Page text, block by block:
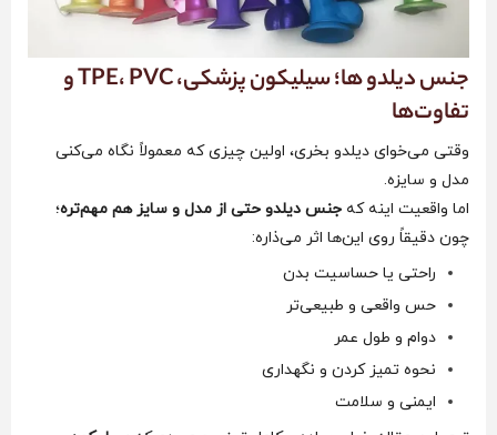
جنس دیلدو ها؛ سیلیکون پزشکی، TPE، PVC و
تفاوت‌ها
وقتی می‌خوای دیلدو بخری، اولین چیزی که معمولاً نگاه می‌کنی
مدل و سایزه.
اما واقعیت اینه که جنس دیلدو حتی از مدل و سایز هم مهم‌تره؛
چون دقیقاً روی این‌ها اثر می‌ذاره:
راحتی یا حساسیت بدن
حس واقعی و طبیعی‌تر
دوام و طول عمر
نحوه تمیز کردن و نگهداری
ایمنی و سلامت